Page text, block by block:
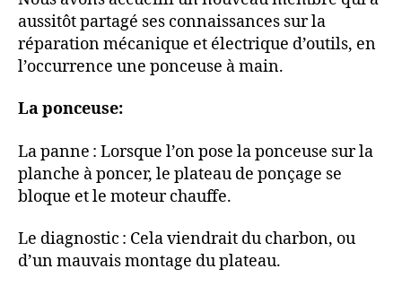
aussitôt partagé ses connaissances sur la
réparation mécanique et électrique d’outils, en
l’occurrence une ponceuse à main.
La ponceuse:
La panne : Lorsque l’on pose la ponceuse sur la
planche à poncer, le plateau de ponçage se
bloque et le moteur chauffe.
Le diagnostic : Cela viendrait du charbon, ou
d’un mauvais montage du plateau.